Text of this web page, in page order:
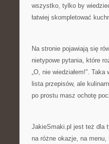
wszystko, tylko by
łatwiej skompletować
Na stronie pojawiają się
nietypowe pytania, które
„O, nie wiedziałem!”.
lista przepisów, ale
po prostu masz ochotę
JakieSmaki.pl jest też dla
na różne okazje, na